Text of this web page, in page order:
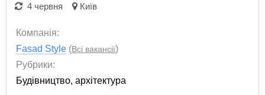
4 червня Київ
Компанія:
Fasad Style (Всі вакансії)
Рубрики:
Будівництво, архітектура